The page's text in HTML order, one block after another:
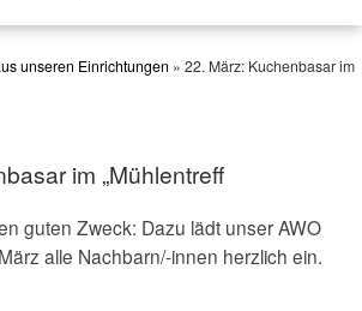
unseren Einrichtungen » 22. März: Kuchenbasar im
im „Mühlentreff
guten Zweck: Dazu lädt unser AWO
alle Nachbarn/-innen herzlich ein.